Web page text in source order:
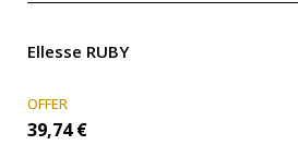
Ellesse RUBY
OFFER
39,74 €